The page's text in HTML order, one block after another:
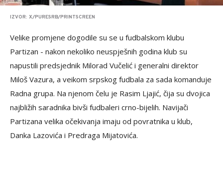
IZVOR: X/PURESRB/PRINTSCREEN
Velike promjene dogodile su se u fudbalskom klubu
Partizan - nakon nekoliko neuspješnih godina klub su
napustili predsjednik Milorad Vučelić i generalni direktor
Miloš Vazura, a veikom srpskog fudbala za sada komanduje
Radna grupa. Na njenom čelu je Rasim Ljajić, čija su dvojica
najbližih saradnika bivši fudbaleri crno-bijelih. Navijači
Partizana velika očekivanja imaju od povratnika u klub,
Danka Lazovića i Predraga Mijatovića.